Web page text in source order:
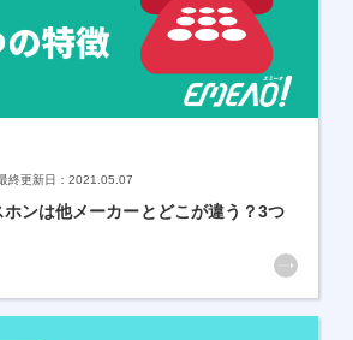
更新日：2021.05.07
ンは他メーカーとどこが違う？3つ